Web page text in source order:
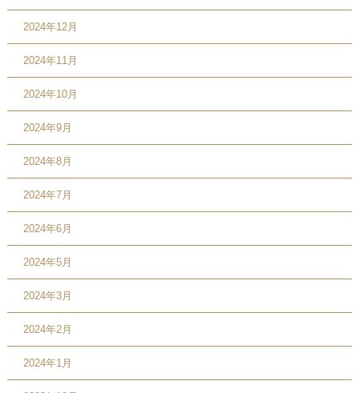
2024年12月
2024年11月
2024年10月
2024年9月
2024年8月
2024年7月
2024年6月
2024年5月
2024年3月
2024年2月
2024年1月